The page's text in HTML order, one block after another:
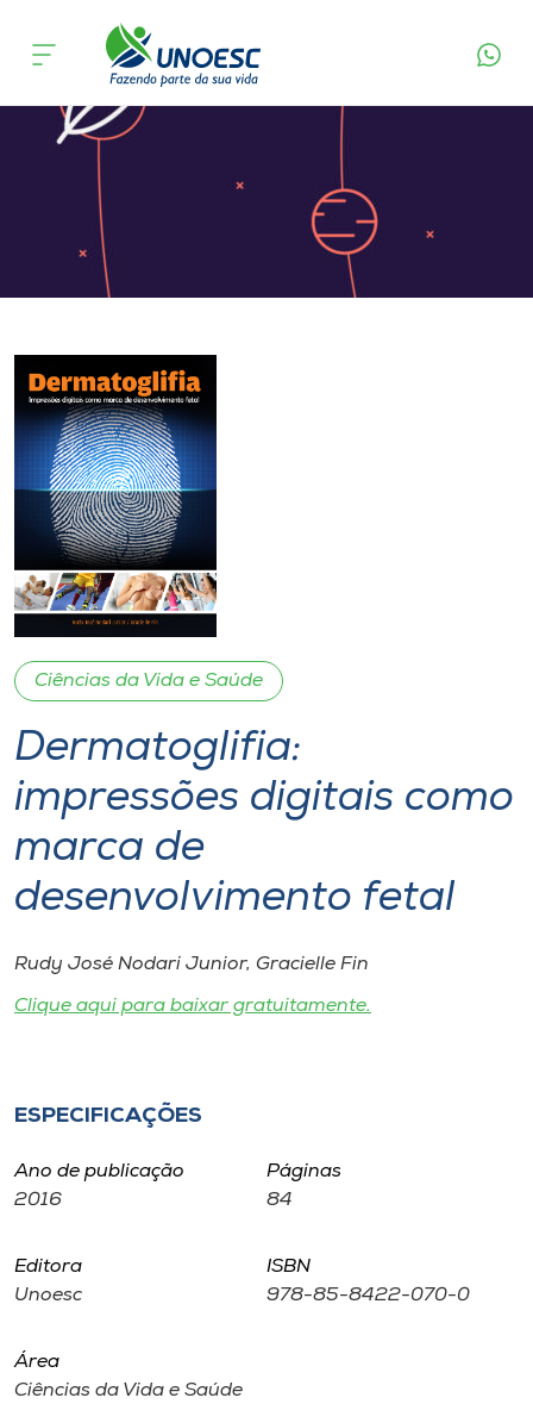
Cursos
Onde estamos
Atendimento ao Estudante
A
Unoesc
Internacionalização
I.nova
Diplomados
Cultura
CPA
Rádio
Store
Selecione
Ciências da Vida e Saúde
Dermatoglifia:
impressões digitais como
marca de
desenvolvimento fetal
Rudy José Nodari Junior, Gracielle Fin
Clique aqui para baixar gratuitamente.
ESPECIFICAÇÕES
Ano de publicação
2016
Páginas
84
Editora
Unoesc
ISBN
978-85-8422-070-0
Área
Ciências da Vida e Saúde